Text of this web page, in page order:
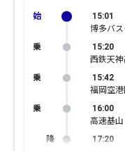
15:01
博多バ
15:20
西鉄天
15:42
福岡空
16:00
高速基山
17:20